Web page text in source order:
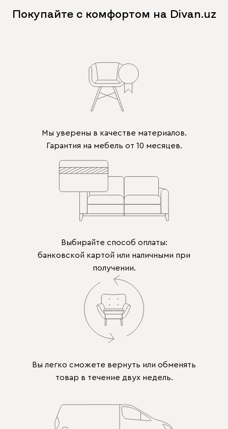
Покупайте с комфортом на Divan.uz
Мы уверены в качестве материалов.
Гарантия на мебель от 10 месяцев.
Выбирайте способ оплаты:
банковской картой или наличными при
получении.
Вы легко сможете вернуть или обменять
товар в течение двух недель.